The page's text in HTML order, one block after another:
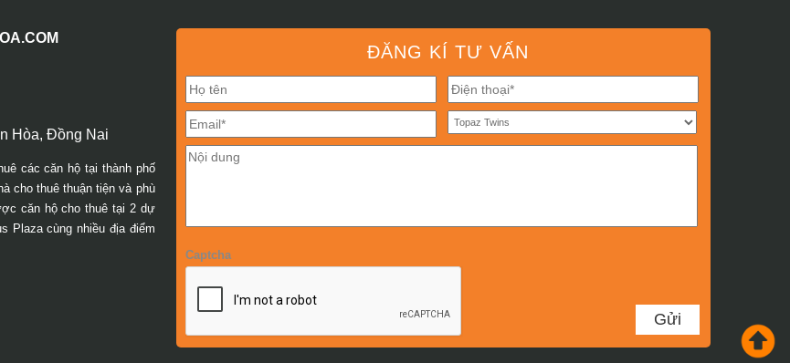
ĐĂNG KÍ TƯ VẤN
Captcha
Hòa, Đồng Nai
các căn hộ tại thành phố
cho thuê thuận tiện và phù
căn hộ cho thuê tại 2 dự
Plaza cùng nhiều địa điểm